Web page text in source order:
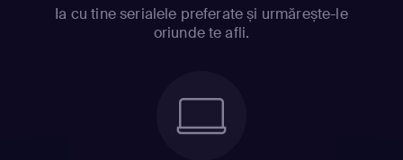
Ia cu tine serialele preferate și urmărește-le
oriunde te afli.